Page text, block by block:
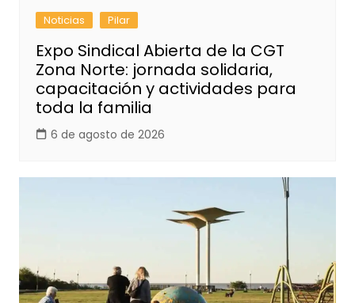
Noticias Pilar
Expo Sindical Abierta de la CGT
Zona Norte: jornada solidaria,
capacitación y actividades para
toda la familia
6 de agosto de 2026